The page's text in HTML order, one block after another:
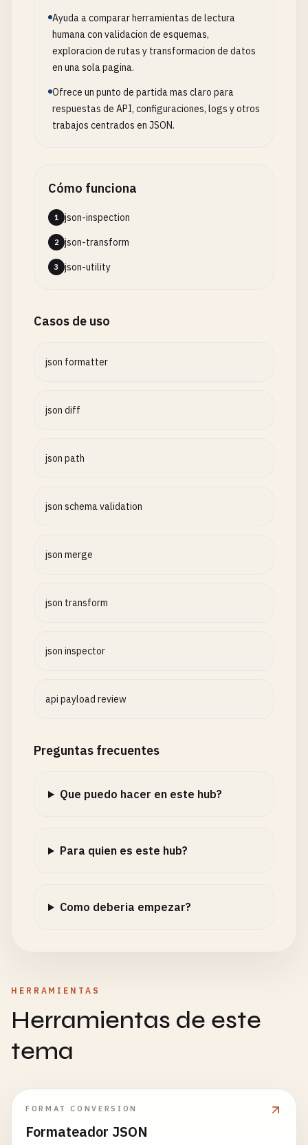
Ayuda a comparar herramientas de lectura
humana con validacion de esquemas,
exploracion de rutas y transformacion de datos
en una sola pagina.
Ofrece un punto de partida mas claro para
respuestas de API, configuraciones, logs y otros
trabajos centrados en JSON.
Cómo funciona
1 json-inspection
2 json-transform
3 json-utility
Casos de uso
json formatter
json diff
json path
json schema validation
json merge
json transform
json inspector
api payload review
Preguntas frecuentes
Que puedo hacer en este hub?
Para quien es este hub?
Como deberia empezar?
HERRAMIENTAS
Herramientas de este
tema
FORMAT CONVERSION
Formateador JSON